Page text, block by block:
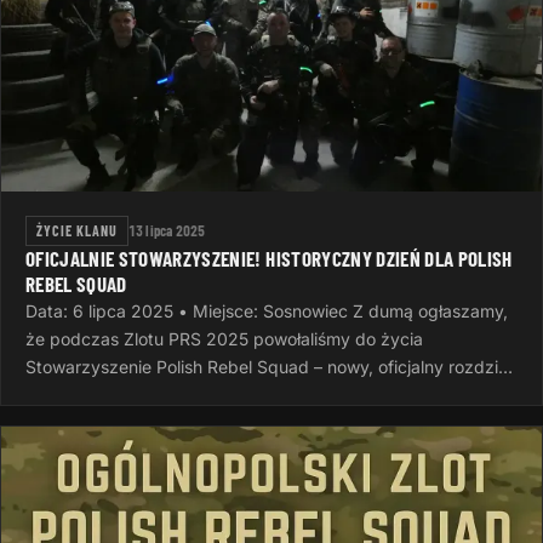
ŻYCIE KLANU 13 lipca 2025
OFICJALNIE STOWARZYSZENIE! HISTORYCZNY DZIEŃ DLA POLISH
REBEL SQUAD
Data: 6 lipca 2025 • Miejsce: Sosnowiec Z dumą ogłaszamy,
że podczas Zlotu PRS 2025 powołaliśmy do życia
Stowarzyszenie Polish Rebel Squad – nowy, oficjalny rozdział